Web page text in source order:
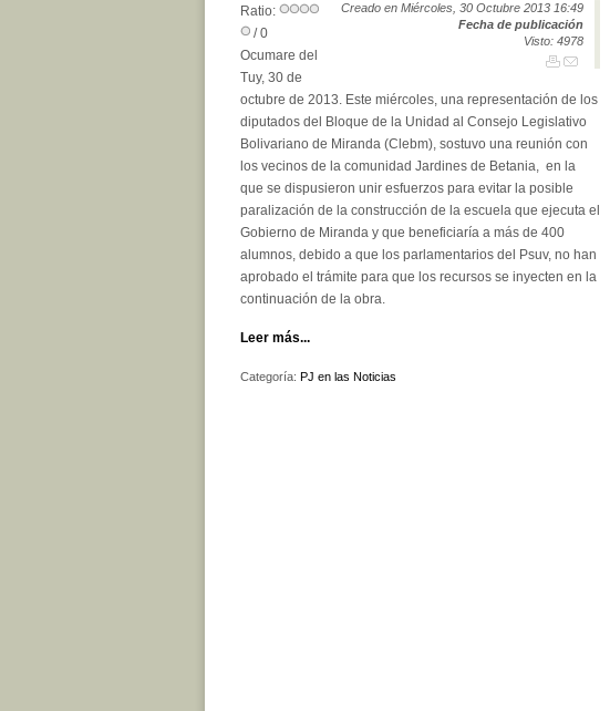
Creado en Miércoles, 30 Octubre 2013 16:49
Fecha de publicación
Visto: 4978
Ratio:
/ 0
Ocumare del
Tuy, 30 de
octubre de 2013. Este miércoles, una representación de los
diputados del Bloque de la Unidad al Consejo Legislativo
Bolivariano de Miranda (Clebm), sostuvo una reunión con
los vecinos de la comunidad Jardines de Betania, en la
que se dispusieron unir esfuerzos para evitar la posible
paralización de la construcción de la escuela que ejecuta el
Gobierno de Miranda y que beneficiaría a más de 400
alumnos, debido a que los parlamentarios del Psuv, no han
aprobado el trámite para que los recursos se inyecten en la
continuación de la obra.
Leer más...
Categoría: PJ en las Noticias